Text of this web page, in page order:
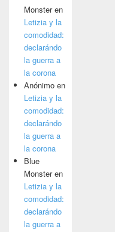
Monsteren
Letizia y la
comodidad:
declarándo
la guerra a
la corona
Anónimo en
Letizia y la
comodidad:
declarándo
la guerra a
la corona
Blue
Monsteren
Letizia y la
comodidad:
declarándo
la guerra a